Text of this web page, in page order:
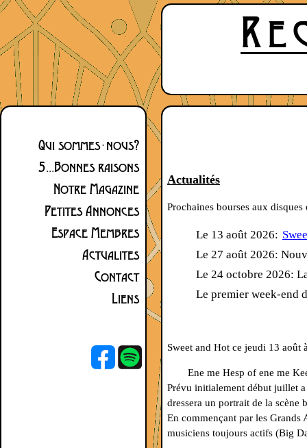
Qui sommes-nous?
5...Bonnes raisons
Notre Magazine
Petites Annonces
Espace Membres
Actualites
Contact
Liens
Actualités
Prochaines bourses aux disques
Le 13 août 2026:
Le 27 août 2026:
Le 24 octobre 2026:
Le premier week-end
Sweet and Hot ce jeudi 13 août
Ene me Hesp of ene me
Prévu initialement début juillet
dressera un portrait de la scène
En commençant par les
musiciens toujours actifs (Big